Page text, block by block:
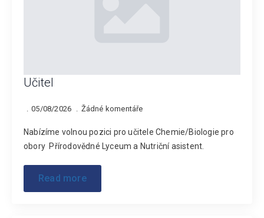
Učitel
05/08/2026 Žádné komentáře
Nabízíme volnou pozici pro učitele Chemie/Biologie pro
obory Přírodovědné Lyceum a Nutriční asistent.
Read more